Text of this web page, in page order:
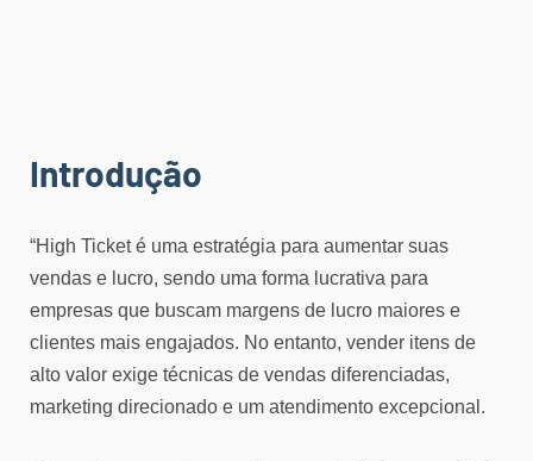
Introdução
“High Ticket é uma estratégia para aumentar suas
vendas e lucro, sendo uma forma lucrativa para
empresas que buscam margens de lucro maiores e
clientes mais engajados. No entanto, vender itens de
alto valor exige técnicas de vendas diferenciadas,
marketing direcionado e um atendimento excepcional.